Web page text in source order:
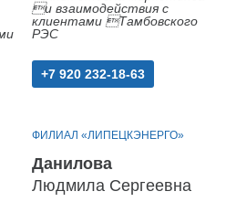
и взаимодействия с
клиентами Тамбовского
РЭС
+7 920 232-18-63
ФИЛИАЛ «ЛИПЕЦКЭНЕРГО»
Данилова
Людмила Сергеевна